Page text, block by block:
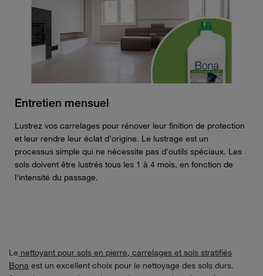
Entretien mensuel
Lustrez vos carrelages pour rénover leur finition de protection
et leur rendre leur éclat d'origine. Le lustrage est un
processus simple qui ne nécessite pas d'outils spéciaux. Les
sols doivent être lustrés tous les 1 à 4 mois, en fonction de
l'intensité du passage.
Le nettoyant pour sols en pierre, carrelages et sols stratifiés
Bona est un excellent choix pour le nettoyage des sols durs.